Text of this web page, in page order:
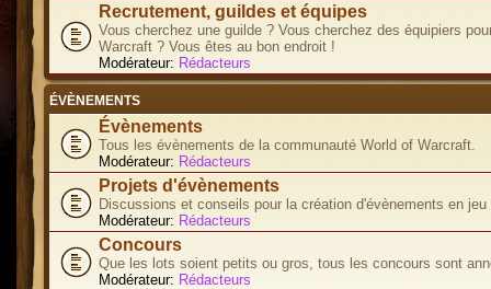
Recrutement, guildes et équipes
Vous cherchez une guilde ? Vous cherchez des équipiers
Warcraft ? Vous êtes au bon endroit !
Modérateur: Rédacteurs
ÉVÈNEMENTS
Évènements
Tous les évènements de la communauté World of Warcraft.
Modérateur: Rédacteurs
Projets d'évènements
Discussions et conseils pour la création d'évènements en jeu
Modérateur: Rédacteurs
Concours
Que les lots soient petits ou gros, tous les concours sont
Modérateur: Rédacteurs